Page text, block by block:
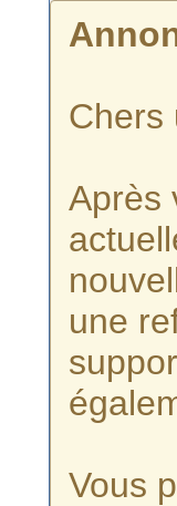
Chers
Après
une
Vous